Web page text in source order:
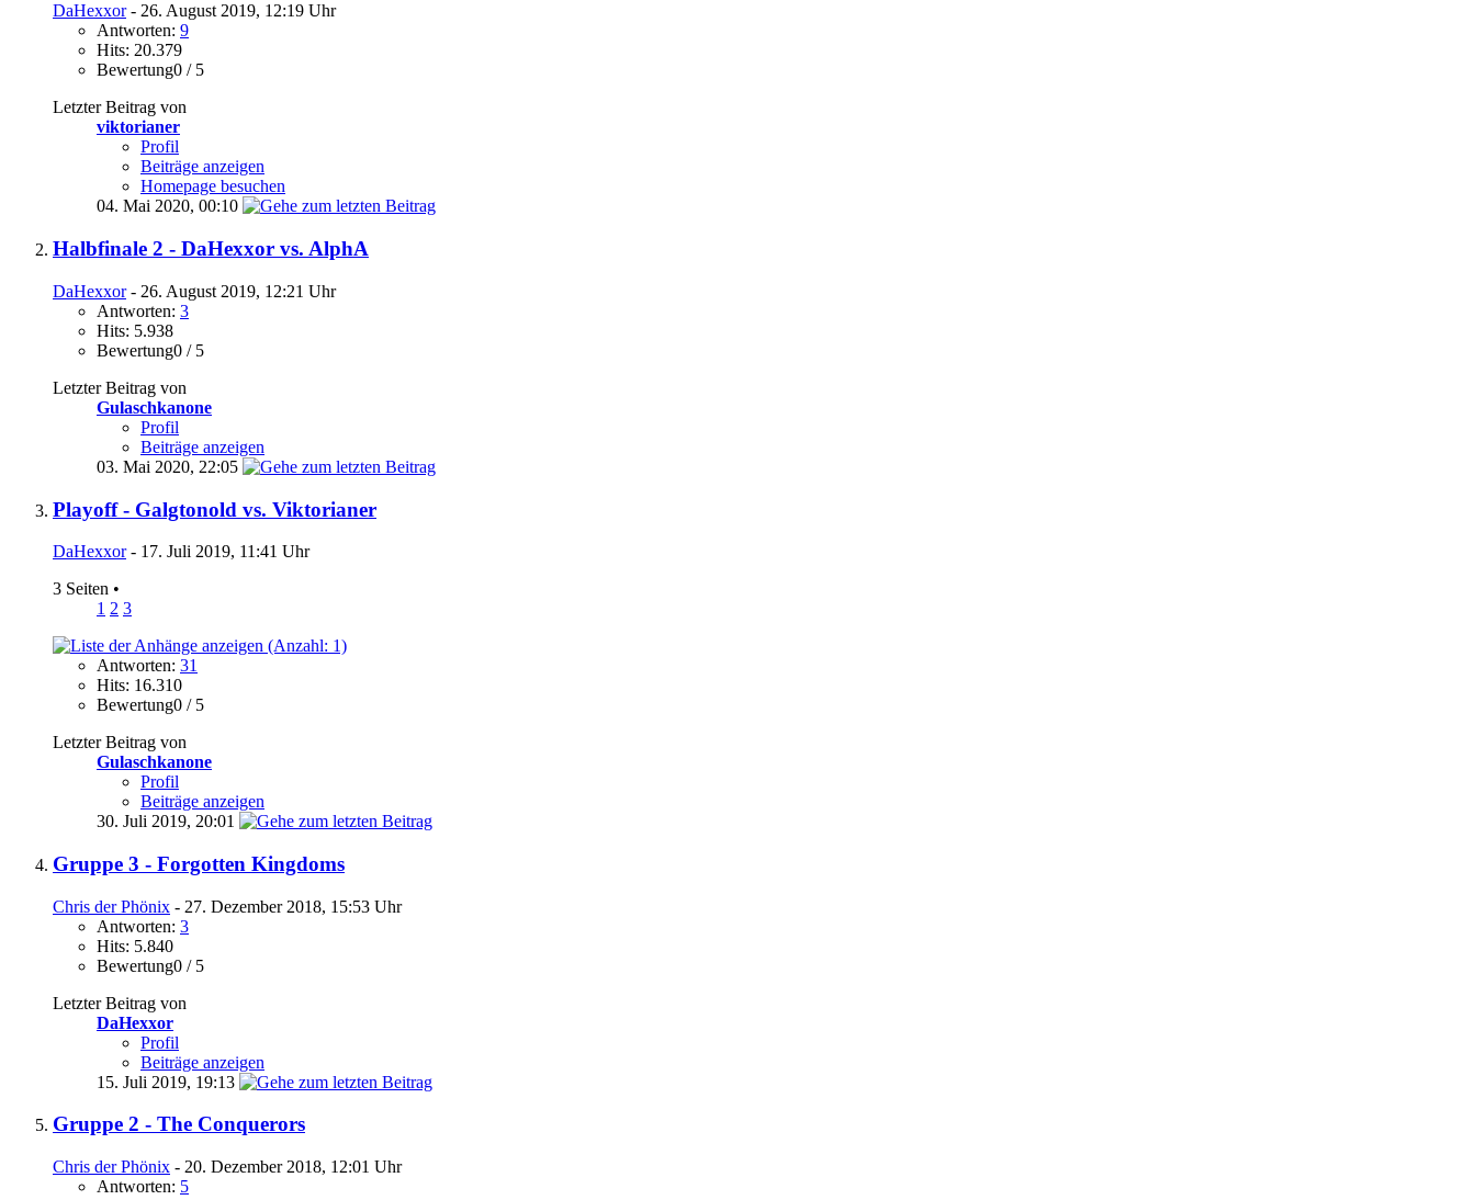
DaHexxor- 26. August 2019, 12:19 Uhr
Antworten: 9
Hits: 20.379
Bewertung0 / 5
Letzter Beitrag von
viktorianer
Profil
Beiträge anzeigen
Homepage besuchen
04. Mai 2020, 00:10
Halbfinale 2 - DaHexxor vs. AlphA
DaHexxor- 26. August 2019, 12:21 Uhr
Antworten: 3
Hits: 5.938
Bewertung0 / 5
Letzter Beitrag von
Gulaschkanone
Profil
Beiträge anzeigen
03. Mai 2020, 22:05
Playoff - Galgtonold vs. Viktorianer
DaHexxor- 17. Juli 2019, 11:41 Uhr
3 Seiten •
1 2 3
Antworten: 31
Hits: 16.310
Bewertung0 / 5
Letzter Beitrag von
Gulaschkanone
Profil
Beiträge anzeigen
30. Juli 2019, 20:01
Gruppe 3 - Forgotten Kingdoms
Chris der Phönix - 27. Dezember 2018, 15:53 Uhr
Antworten: 3
Hits: 5.840
Bewertung0 / 5
Letzter Beitrag von
DaHexxor
Profil
Beiträge anzeigen
15. Juli 2019, 19:13
Gruppe 2 - The Conquerors
Chris der Phönix - 20. Dezember 2018, 12:01 Uhr
Antworten: 5